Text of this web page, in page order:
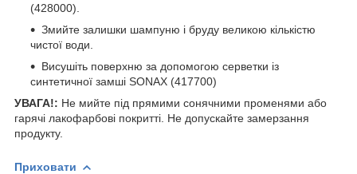
(428000).
Змийте залишки шампуню і бруду великою кількістю
чистої води.
Висушіть поверхню за допомогою серветки із
синтетичної замші SONAX (417700)
УВАГА!: Не мийте під прямими сонячними променями або
гарячі лакофарбові покритті. Не допускайте замерзання
продукту.
Приховати